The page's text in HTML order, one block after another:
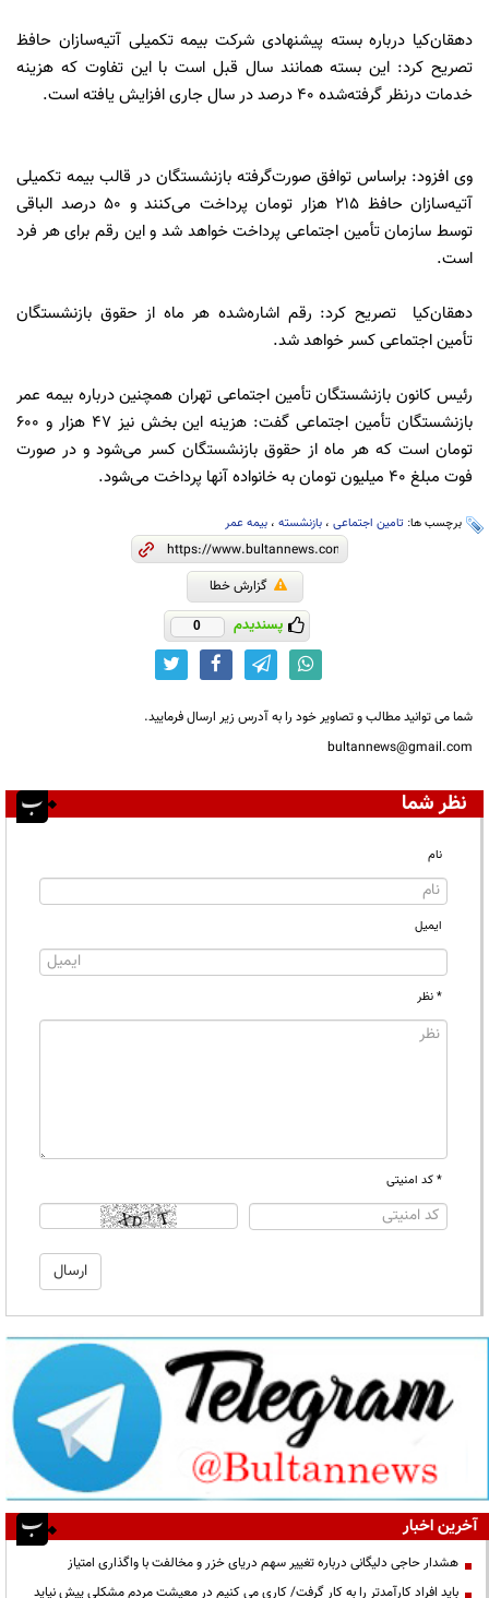
دهقان‌کیا درباره بسته پیشنهادی شرکت بیمه تکمیلی آتیه‌سازان حافظ
تصریح کرد: این بسته همانند سال قبل است با این تفاوت که هزینه
خدمات درنظر گرفته‌شده 40 درصد در سال جاری افزایش یافته است.
وی افزود: براساس توافق صورت‌گرفته بازنشستگان در قالب بیمه تکمیلی
آتیه‌سازان حافظ 215 هزار تومان پرداخت می‌کنند و 50 درصد الباقی
توسط سازمان تأمین اجتماعی پرداخت خواهد شد و این رقم برای هر فرد
است.
دهقان‌کیا تصریح کرد: رقم اشاره‌شده هر ماه از حقوق بازنشستگان
تأمین اجتماعی کسر خواهد شد.
رئیس کانون بازنشستگان تأمین اجتماعی تهران همچنین درباره بیمه عمر
بازنشستگان تأمین اجتماعی گفت: هزینه این بخش نیز 47 هزار و 600
تومان است که هر ماه از حقوق بازنشستگان کسر می‌شود و در صورت
فوت مبلغ 40 میلیون تومان به خانواده آنها پرداخت می‌شود.
برچسب ها: تامین اجتماعی ، بازنشسته ، بیمه عمر
گزارش خطا
پسندیدم 0
شما می توانید مطالب و تصاویر خود را به آدرس زیر ارسال فرمایید.
bultannews@gmail.com
نظر شما
نام
ایمیل
* نظر
* کد امنیتی
آخرین اخبار
هشدار حاجی دلیگانی درباره تغییر سهم دریای خزر و مخالفت با واگذاری امتیاز
باید افراد کارآمدتر را به کار گرفت/ کاری می کنیم در معیشت مردم مشکلی پیش نیاید